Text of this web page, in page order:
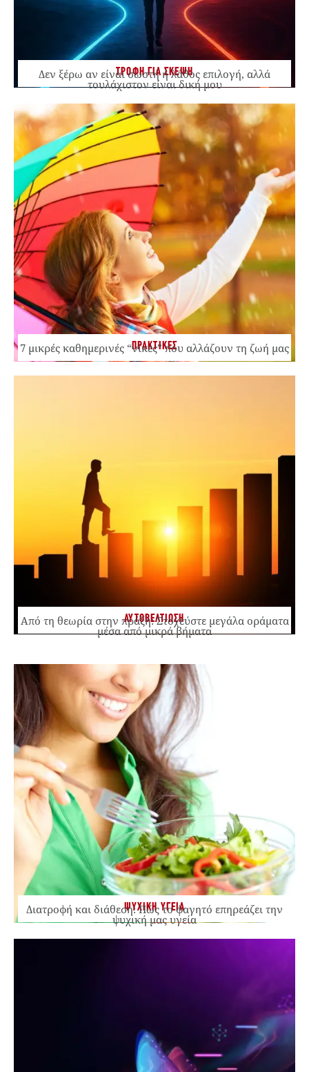
ΤΡΟΦΗ ΓΙΑ ΣΚΕΨΗ
Δεν ξέρω αν είναι σωστή ή λάθος επιλογή, αλλά
τουλάχιστον είναι δική μου
ΠΡΑΚΤΙΚΕΣ
7 μικρές καθημερινές “νίκες” που αλλάζουν τη ζωή μας
ΑΥΤΟΒΕΛΤΙΩΣΗ
Από τη θεωρία στην πράξη: Στοχεύστε μεγάλα οράματα
μέσα από μικρά βήματα
ΨΥΧΙΚΗ ΥΓΕΙΑ
Διατροφή και διάθεση: Πώς το φαγητό επηρεάζει την
ψυχική μας υγεία